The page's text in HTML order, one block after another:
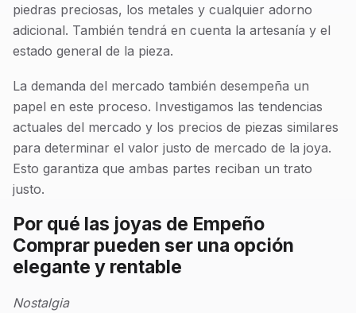
piedras preciosas, los metales y cualquier adorno
adicional. También tendrá en cuenta la artesanía y el
estado general de la pieza.
La demanda del mercado también desempeña un
papel en este proceso. Investigamos las tendencias
actuales del mercado y los precios de piezas similares
para determinar el valor justo de mercado de la joya.
Esto garantiza que ambas partes reciban un trato
justo.
Por qué las joyas de Empeño
Comprar pueden ser una opción
elegante y rentable
Nostalgia